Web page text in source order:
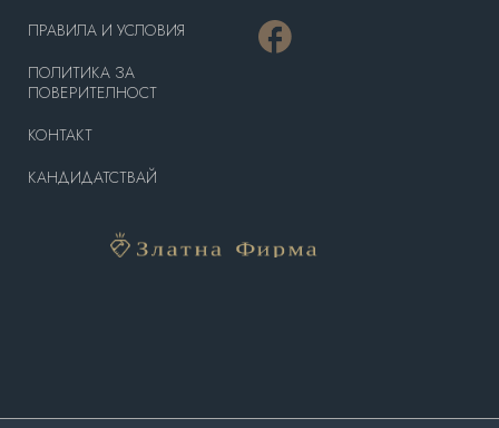
ПРАВИЛА И УСЛОВИЯ
ПОЛИТИКА ЗА
ПОВЕРИТЕЛНОСТ
КОНТАКТ
КАНДИДАТСТВАЙ